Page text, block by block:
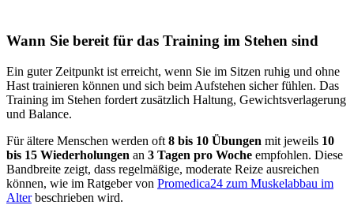
Wann Sie bereit für das Training im Stehen sind
Ein guter Zeitpunkt ist erreicht, wenn Sie im Sitzen ruhig und ohne
Hast trainieren können und sich beim Aufstehen sicher fühlen. Das
Training im Stehen fordert zusätzlich Haltung, Gewichtsverlagerung
und Balance.
Für ältere Menschen werden oft 8 bis 10 Übungen mit jeweils 10
bis 15 Wiederholungen an 3 Tagen pro Woche empfohlen. Diese
Bandbreite zeigt, dass regelmäßige, moderate Reize ausreichen
können, wie im Ratgeber von Promedica24 zum Muskelabbau im
Alterbeschrieben wird.